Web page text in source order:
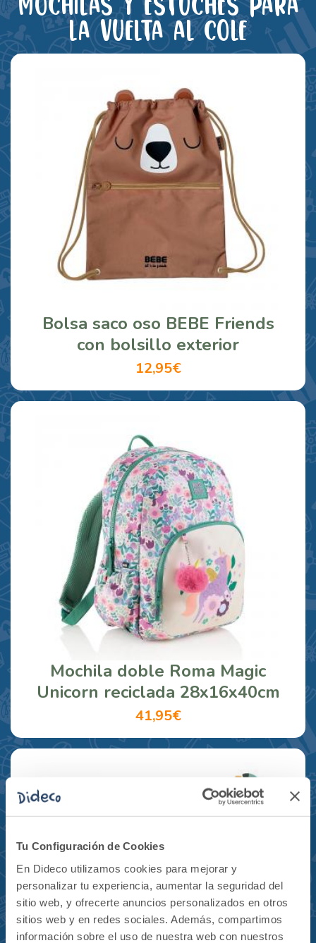
Tu Configuración de Cookies
En Dideco utilizamos cookies para mejorar y
personalizar tu experiencia, aumentar la seguridad del
sitio web, y ofrecerte anuncios personalizados en otros
sitios web y en redes sociales. Además, compartimos
información sobre el uso de nuestra web con nuestros
la vuelta al cole
Bolsa saco oso BEBE Friends
con bolsillo exterior
12,95€
Mochila doble Roma Magic
Unicorn reciclada 28x16x40cm
41,95€